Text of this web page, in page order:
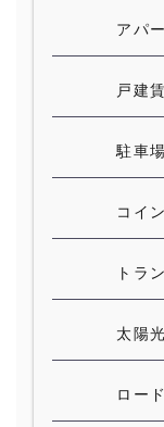
アパ
戸建
駐車
コイ
トラ
太陽
ロー